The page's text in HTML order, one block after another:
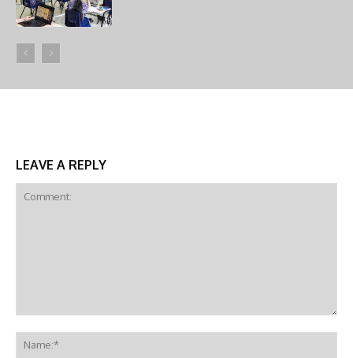
LEAVE A REPLY